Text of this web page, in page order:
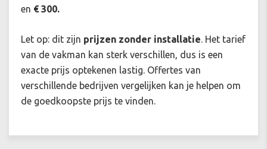
en € 300.
Let op: dit zijn prijzen zonder installatie. Het tarief
van de vakman kan sterk verschillen, dus is een
exacte prijs optekenen lastig. Offertes van
verschillende bedrijven vergelijken kan je helpen om
de goedkoopste prijs te vinden.